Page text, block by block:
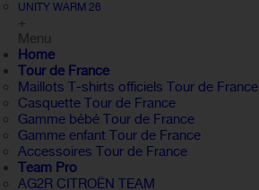
UNITY WARM 26
+
Menu
Home
Tour de France
Maillots T-shirts officiels Tour de France
Casquette Tour de France
Gamme bébé Tour de France
Gamme enfant Tour de France
Accessoires Tour de France
Team Pro
AG2R CITROËN TEAM